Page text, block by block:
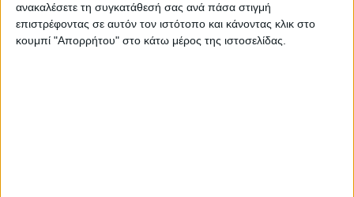
ανακαλέσετε τη συγκατάθεσή σας ανά πάσα στιγμή
επιστρέφοντας σε αυτόν τον ιστότοπο και κάνοντας κλικ στο
κουμπί "Απορρήτου" στο κάτω μέρος της ιστοσελίδας.